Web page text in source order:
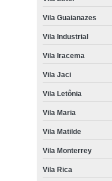
Vila Guaianazes
Vila Industrial
Vila Iracema
Vila Jaci
Vila Letônia
Vila Maria
Vila Matilde
Vila Monterrey
Vila Rica